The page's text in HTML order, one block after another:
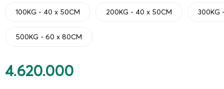
100KG - 40 x 50CM 200KG - 40 x 50CM 300KG
500KG - 60 x 80CM
4.620.000